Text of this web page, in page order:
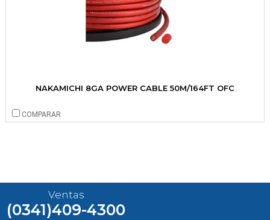
NAKAMICHI 8GA POWER CABLE 50M/164FT OFC
COMPARAR
Ventas
(0341)409-4300